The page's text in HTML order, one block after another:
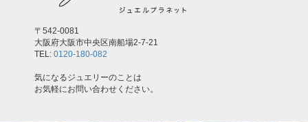
〒542-0081
大阪府大阪市中央区南船場2-7-21
TEL: 0120-180-082
気になるジュエリーのことは
お気軽にお問い合わせください。